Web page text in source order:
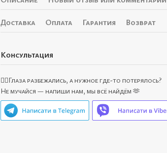
Доставка Оплата Гарантия Возврат
Консультация
🙋‍♀️Глаза разбежались, а нужное где-то потерялось?
Не мучайся — напиши нам, мы всё найдём 🫶